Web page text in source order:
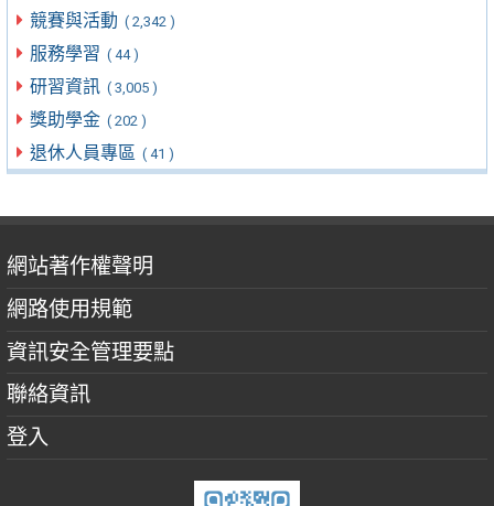
競賽與活動 ( 2,342 )
服務學習 ( 44 )
研習資訊 ( 3,005 )
獎助學金 ( 202 )
退休人員專區 ( 41 )
網站著作權聲明
網路使用規範
資訊安全管理要點
聯絡資訊
登入